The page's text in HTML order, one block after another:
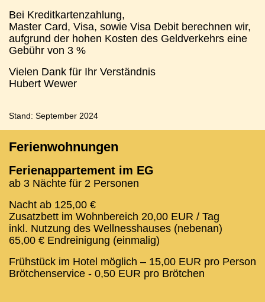
Bei Kreditkartenzahlung,
Master Card, Visa, sowie Visa Debit berechnen wir,
aufgrund der hohen Kosten des Geldverkehrs eine
Gebühr von 3 %
Vielen Dank für Ihr Verständnis
Hubert Wewer
Stand: September 2024
Ferienwohnungen
Ferienappartement im EG
ab 3 Nächte für 2 Personen
Nacht ab 125,00 €
Zusatzbett im Wohnbereich 20,00 EUR / Tag
inkl. Nutzung des Wellnesshauses (nebenan)
65,00 € Endreinigung (einmalig)
Frühstück im Hotel möglich – 15,00 EUR pro Person
Brötchenservice - 0,50 EUR pro Brötchen